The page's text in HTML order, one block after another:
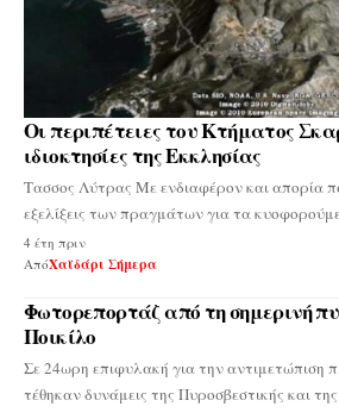
Οι περιπέτειες του Κτήματος
ιδιοκτησίες της Εκκλησίας
Τασσος Λύτρας Με ενδιαφέρον και απορία
εξελίξεις των πραγμάτων για τα
4 έτη πριν
ΑπόΧαϊδάρι Σήμερα
Φωτορεπορτάζ από τη σημερινή
Ποικίλο
Σε 24ωρη επιφυλακή για την αντιμετώπιση
τέθηκαν δυνάμεις της Πυροσβεστικής και